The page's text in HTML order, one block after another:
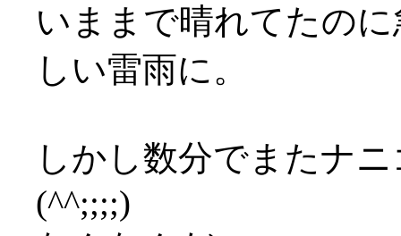
いままで晴れてたの
しい雷雨に。
しかし数分でまたナ
(^^;;;;)